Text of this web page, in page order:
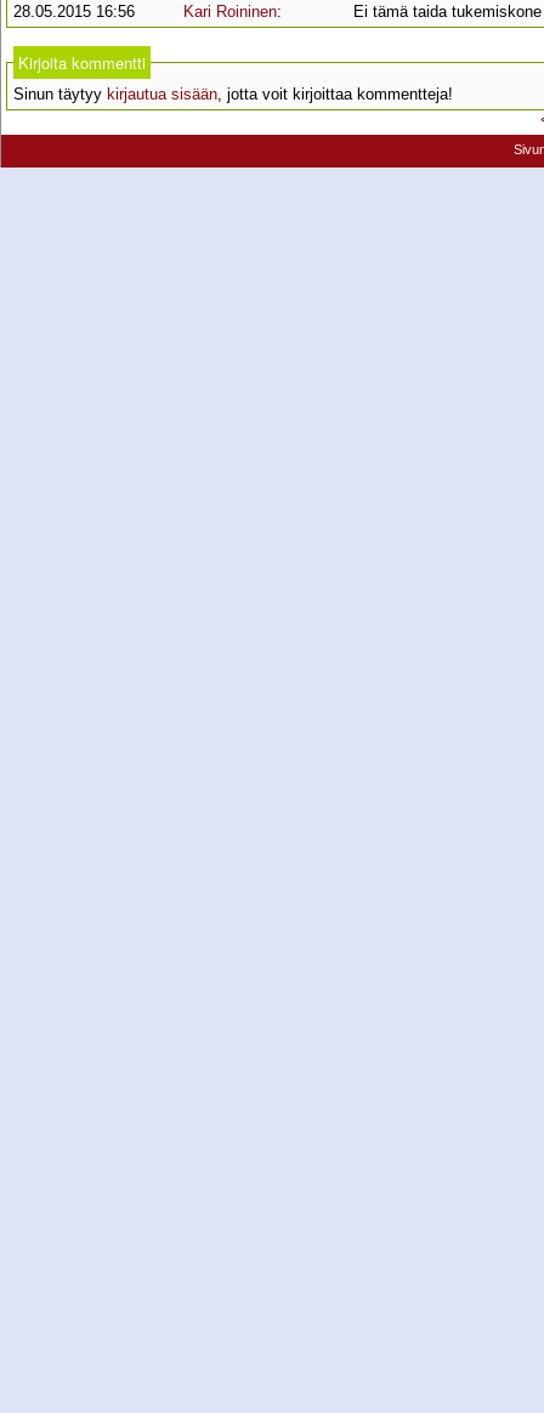
28.05.2015 16:56 Kari Roininen: Ei tämä taida
Kirjoita kommentti
Sinun täytyy kirjautua sisään, jotta voit kirjoittaa kommentteja!